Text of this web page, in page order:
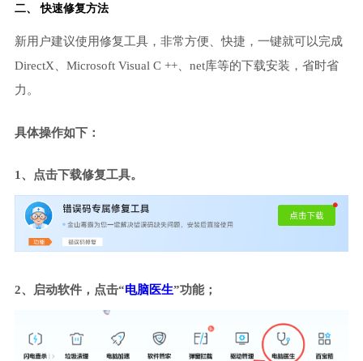
二、 快速修复方法
新用户建议使用修复工具，非常方便、快捷，一键就可以完成
DirectX、Microsoft Visual C ++、net库等的下载安装，省时省
力。
具体操作如下：
1、点击下载修复工具。
2、启动软件，点击“电脑医生”功能；